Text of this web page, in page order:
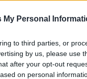
My Personal
to third parties, or
by us, please use
after your opt-out
on personal
LOL